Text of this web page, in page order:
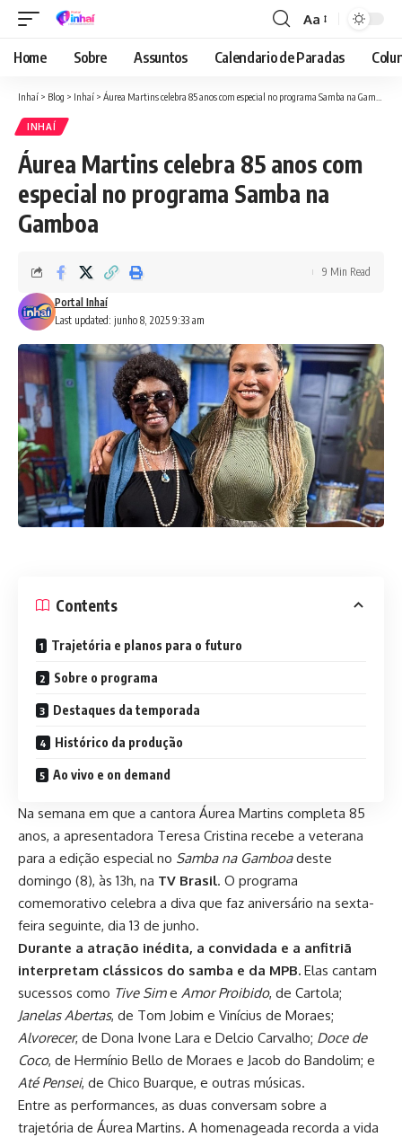
Font
Resizer
Aa
Home Sobre Assuntos Calendario de Paradas
Inhaí > Blog > Inhaí > Áurea Martins celebra 85 anos com especial no programa Samba na Gamboa
INHAÍ
Áurea Martins celebra 85 anos com
especial no programa Samba na
Gamboa
Last updated: junho 8, 2025 9:33 am
Portal Inhaí
9 Min Read
Contents
Trajetória e planos para o futuro
Sobre o programa
Destaques da temporada
Histórico da produção
Ao vivo e on demand
Na semana em que a cantora Áurea Martins completa 85
anos, a apresentadora Teresa Cristina recebe a veterana
para a edição especial no Samba na Gamboadeste
domingo (8), às 13h, na TV Brasil. O programa
comemorativo celebra a diva que faz aniversário na sexta-
feira seguinte, dia 13 de junho.
Durante a atração inédita, a convidada e a anfitriã
interpretam clássicos do samba e da MPB. Elas cantam
sucessos como Tive Sime Amor Proibido, de Cartola;
Janelas Abertas, de Tom Jobim e Vinícius de Moraes;
Alvorecer, de Dona Ivone Lara e Delcio Carvalho; Doce de
Coco, de Hermínio Bello de Moraes e Jacob do Bandolim; e
Até Pensei, de Chico Buarque, e outras músicas.
Entre as performances, as duas conversam sobre a
trajetória de Áurea Martins. A homenageada recorda a vida